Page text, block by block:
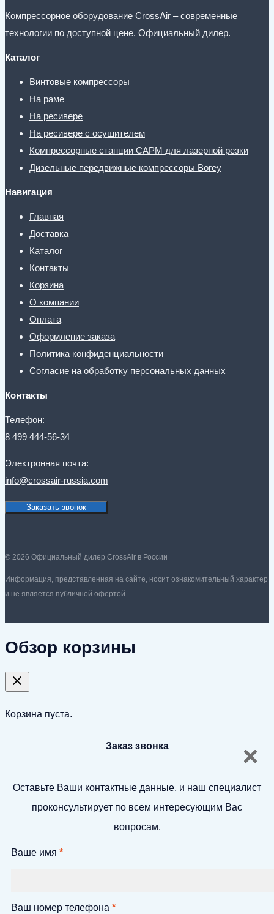
Компрессорное оборудование CrossAir – современные
технологии по доступной цене. Официальный дилер.
Каталог
Винтовые компрессоры
На раме
На ресивере
На ресивере с осушителем
Компрессорные станции CAPM для лазерной резки
Дизельные передвижные компрессоры Borey
Навигация
Главная
Доставка
Каталог
Контакты
Корзина
О компании
Оплата
Оформление заказа
Политика конфиденциальности
Согласие на обработку персональных данных
Контакты
Телефон:
8 499 444-56-34
Электронная почта:
info@crossair-russia.com
Заказать звонок
© 2026 Официальный дилер CrossAir в России
Информация, представленная на сайте, носит ознакомительный характер
и не является публичной офертой
Обзор корзины
Корзина пуста.
Заказ звонка
Оставьте Ваши контактные данные, и наш специалист
проконсультирует по всем интересующим Вас
вопросам.
Ваше имя *
Ваш номер телефона *